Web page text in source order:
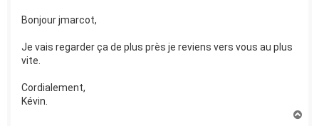
Bonjour jmarcot,
Je vais regarder ça de plus près je reviens vers vous au plus
vite.
Cordialement,
Kévin.